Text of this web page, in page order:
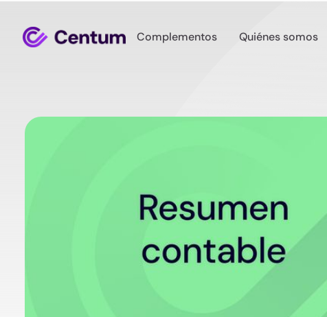
Complementos Quiénes somos